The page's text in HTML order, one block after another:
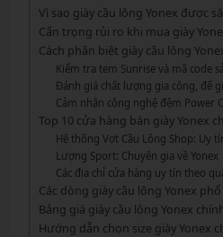
Vì sao giày cầu lông Yonex được
Cẩn trọng rủi ro khi mua giày
Cách phân biệt giày cầu lông
Kiểm tra tem Sunrise và mã code
Đánh giá chất lượng gia công, đế
Cảm nhận công nghệ đệm Power
Top 10 cửa hàng bán giày Yonex
Hệ thống Vợt Cầu Lông Shop: Uy
Lượng Sport: Chuyên gia về Yonex
Các địa chỉ cửa hàng uy tín theo
Các dòng giày cầu lông Yonex
Bảng giá giày cầu lông Yonex
Hướng dẫn chọn size giày Yonex